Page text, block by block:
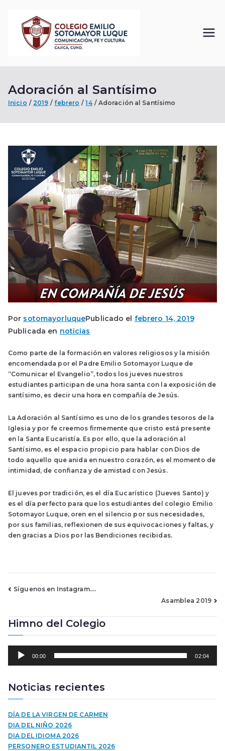
contenido
Emilio
Sotom
ayor
Luque
Comunicación, Fe
Adoración al Santísimo
Inicio 2019 febrero 14 Adoración al Santísimo
Por sotomayorluquePublicado el febrero 14, 2019
Publicada en noticias
Como parte de la formación en valores religiosos y la misión
encomendada por el Padre Emilio Sotomayor Luque de
“Comunicar el Evangelio”, todos los jueves nuestros
estudiantes participan de una hora santa con la exposición de
santísimo, es decir una hora en compañía de Jesús.
La Adoración al Santísimo es uno de los grandes tesoros de la
Iglesia y por fe creemos firmemente que cristo está presente
en la Santa Eucaristía. Es por ello, que la adoración al
Santísimo, es el espacio propicio para hablar con Dios de
todo aquello que anida en nuestro corazón, es el momento de
intimidad, de confianza y de amistad con Jesús.
El jueves por tradición, es el día Eucarístico (Jueves Santo) y
es el día perfecto para que los estudiantes del colegio Emilio
Sotomayor Luque, oren en el silencio por sus necesidades,
por sus familias, reflexionen de sus equivocaciones y faltas, y
den gracias a Dios por las Bendiciones recibidas.
Navegación
de
entradas
Síguenos en Instagram….
Asamblea 2019
Himno del Colegio
o
u
c
t
o
00:00 02:04
Noticias recientes
DÍA DE LA VIRGEN DE CARMEN
DIA DEL NIÑO 2026
DIA DEL IDIOMA 2026
PERSONERO ESTUDIANTIL 2026